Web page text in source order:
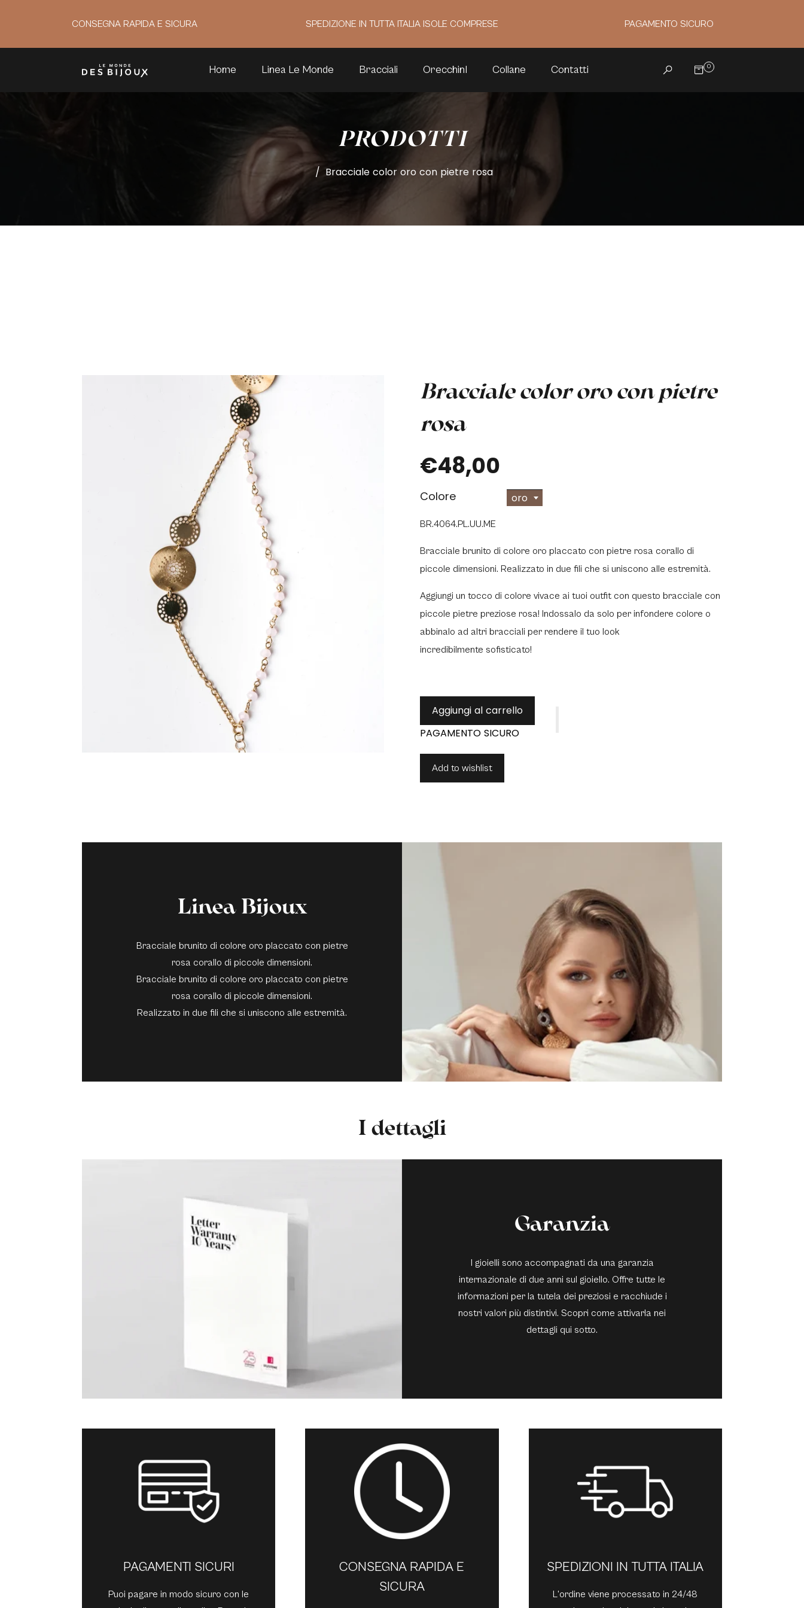
CONSEGNA RAPIDA E SICURA SPEDIZIONE IN TUTTA ITALIA ISOLE COMPRESE PAGAMENTO SICURO
Home Linea Le Monde Bracciali OrecchinI Collane Contatti 0
PRODOTTI
/ Bracciale color oro con pietre rosa
Bracciale color oro con pietre
rosa
€48,00
Colore oro
BR.4064.PL.UU.ME
Bracciale brunito di colore oro placcato con pietre rosa corallo di
piccole dimensioni. Realizzato in due fili che si uniscono alle estremità.
Aggiungi un tocco di colore vivace ai tuoi outfit con questo bracciale con
piccole pietre preziose rosa! Indossalo da solo per infondere colore o
abbinalo ad altri bracciali per rendere il tuo look
incredibilmente sofisticato!
Aggiungi al carrello
Add to wishlist
Linea Bijoux
Bracciale brunito di colore oro placcato con pietre
rosa corallo di piccole dimensioni.
Bracciale brunito di colore oro placcato con pietre
rosa corallo di piccole dimensioni.
Realizzato in due fili che si uniscono alle estremità.
I dettagli
Garanzia
I gioielli sono accompagnati da una garanzia
internazionale di due anni sul gioiello. Offre tutte le
informazioni per la tutela dei preziosi e racchiude i
nostri valori più distintivi. Scopri come attivarla nei
dettagli qui sotto.
PAGAMENTI SICURI
Puoi pagare in modo sicuro con le
CONSEGNA RAPIDA E
SICURA
SPEDIZIONI IN TUTTA ITALIA
L'ordine viene processato in 24/48